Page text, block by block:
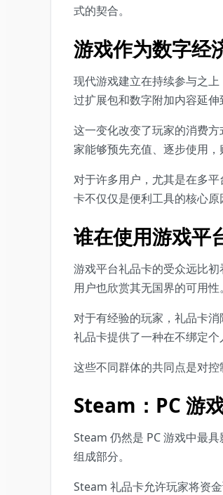
式的契合。
游戏作为数字经
现代游戏建立在持续参与之
过扩展包和数字附加内容延伸
这一变化改变了玩家的消费
家能够预先充值、逐步使用，
对于许多用户，尤其是在多
卡不仅仅是便利工具的核心原
谁在使用游戏
游戏平台礼品卡的受众远比
用户也欣赏其无国界的可用性。
对于有经验的玩家，礼品卡
礼品卡提供了一种在不绑定个
这些不同群体的共同点是对
Steam：PC 游
Steam 仍然是 PC 游戏中最
组成部分。
Steam 礼品卡允许玩家将资